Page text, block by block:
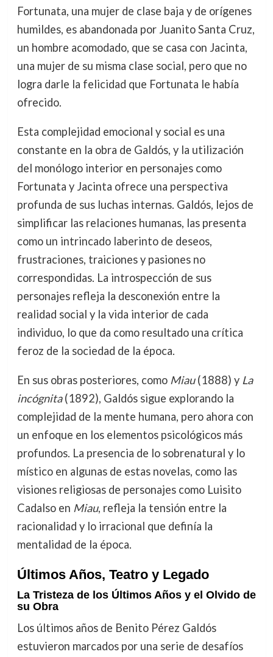
Fortunata, una mujer de clase baja y de orígenes
humildes, es abandonada por Juanito Santa Cruz,
un hombre acomodado, que se casa con Jacinta,
una mujer de su misma clase social, pero que no
logra darle la felicidad que Fortunata le había
ofrecido.
Esta complejidad emocional y social es una
constante en la obra de Galdós, y la utilización
del monólogo interior en personajes como
Fortunata y Jacinta ofrece una perspectiva
profunda de sus luchas internas. Galdós, lejos de
simplificar las relaciones humanas, las presenta
como un intrincado laberinto de deseos,
frustraciones, traiciones y pasiones no
correspondidas. La introspección de sus
personajes refleja la desconexión entre la
realidad social y la vida interior de cada
individuo, lo que da como resultado una crítica
feroz de la sociedad de la época.
En sus obras posteriores, como Miau(1888) y La
incógnita(1892), Galdós sigue explorando la
complejidad de la mente humana, pero ahora con
un enfoque en los elementos psicológicos más
profundos. La presencia de lo sobrenatural y lo
místico en algunas de estas novelas, como las
visiones religiosas de personajes como Luisito
Cadalso en Miau, refleja la tensión entre la
racionalidad y lo irracional que definía la
mentalidad de la época.
Últimos Años, Teatro y Legado
La Tristeza de los Últimos Años y el Olvido de
su Obra
Los últimos años de Benito Pérez Galdós
estuvieron marcados por una serie de desafíos